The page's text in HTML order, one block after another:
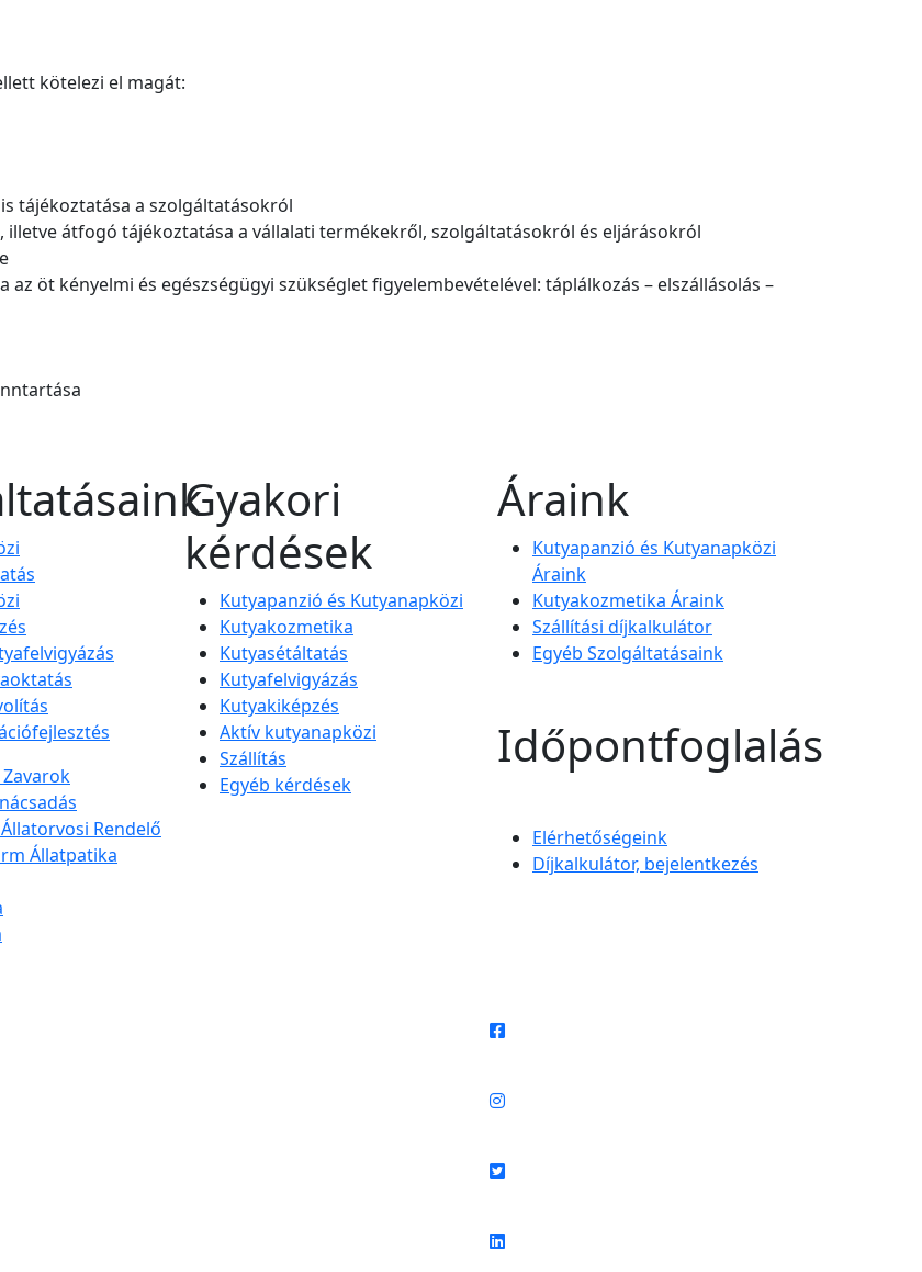
kötelezi el magát:
tájékoztatása a szolgáltatásokról
átfogó tájékoztatása a vállalati termékekről, szolgáltatásokról és eljárásokról
öt kényelmi és egészségügyi szükséglet figyelembevételével: táplálkozás – elszállásolás –
Rendelő
Állatpatika
Gyakori
kérdések
Kutyapanzió és Kutyanapközi
Kutyakozmetika
Kutyasétáltatás
Kutyafelvigyázás
Kutyakiképzés
Aktív kutyanapközi
Szállítás
Egyéb kérdések
Áraink
Kutyapanzió és Kutyanapközi
Áraink
Kutyakozmetika Áraink
Szállítási díjkalkulátor
Egyéb Szolgáltatásaink
Időpontfoglalás
Elérhetőségeink
Díjkalkulátor, bejelentkezés